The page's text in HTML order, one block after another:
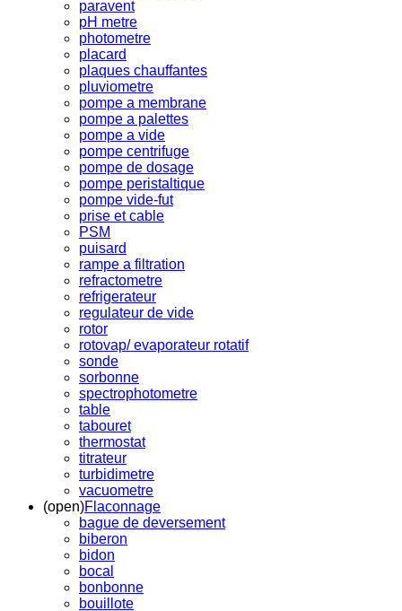
paravent
pH metre
photometre
placard
plaques chauffantes
pluviometre
pompe a membrane
pompe a palettes
pompe a vide
pompe centrifuge
pompe de dosage
pompe peristaltique
pompe vide-fut
prise et cable
PSM
puisard
rampe a filtration
refractometre
refrigerateur
regulateur de vide
rotor
rotovap/ evaporateur rotatif
sonde
sorbonne
spectrophotometre
table
tabouret
thermostat
titrateur
turbidimetre
vacuometre
(open)Flaconnage
bague de deversement
biberon
bidon
bocal
bonbonne
bouillote